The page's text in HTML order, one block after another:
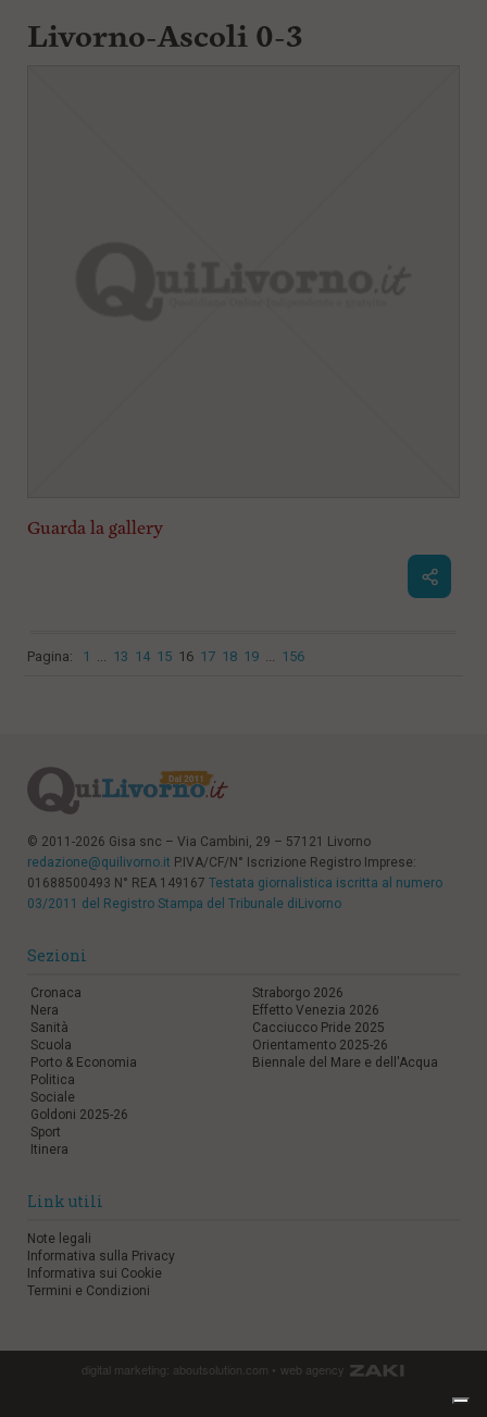
Livorno-Ascoli 0-3
Guarda la gallery
Pagina: 1 ... 13 14 15 16 17 18 19 ... 156
© 2011-2026 Gisa snc – Via Cambini, 29 – 57121 Livorno
redazione@quilivorno.it P.IVA/CF/N° Iscrizione Registro Imprese:
01688500493 N° REA 149167 Testata giornalistica iscritta al numero
03/2011 del Registro Stampa del Tribunale diLivorno
Sezioni
Cronaca
Nera
Sanità
Scuola
Porto & Economia
Politica
Sociale
Goldoni 2025-26
Sport
Itinera
Straborgo 2026
Effetto Venezia 2026
Cacciucco Pride 2025
Orientamento 2025-26
Biennale del Mare e dell'Acqua
Link utili
Note legali
Informativa sulla Privacy
Informativa sui Cookie
Termini e Condizioni
digital marketing: aboutsolution.com •web agency